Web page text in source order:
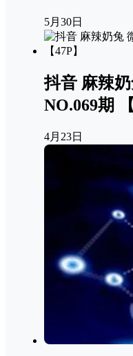
5月30日
抖音 麻辣
NO.069期 【
4月23日